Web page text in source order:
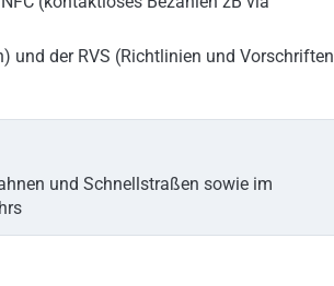
und der RVS (Richtlinien und Vorschriften
und Schnellstraßen sowie im